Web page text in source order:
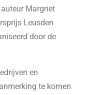
Margriet
Leusden
door de
en
te komen